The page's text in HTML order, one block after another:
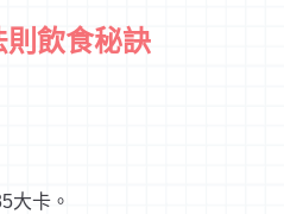
飲食秘訣
大卡。